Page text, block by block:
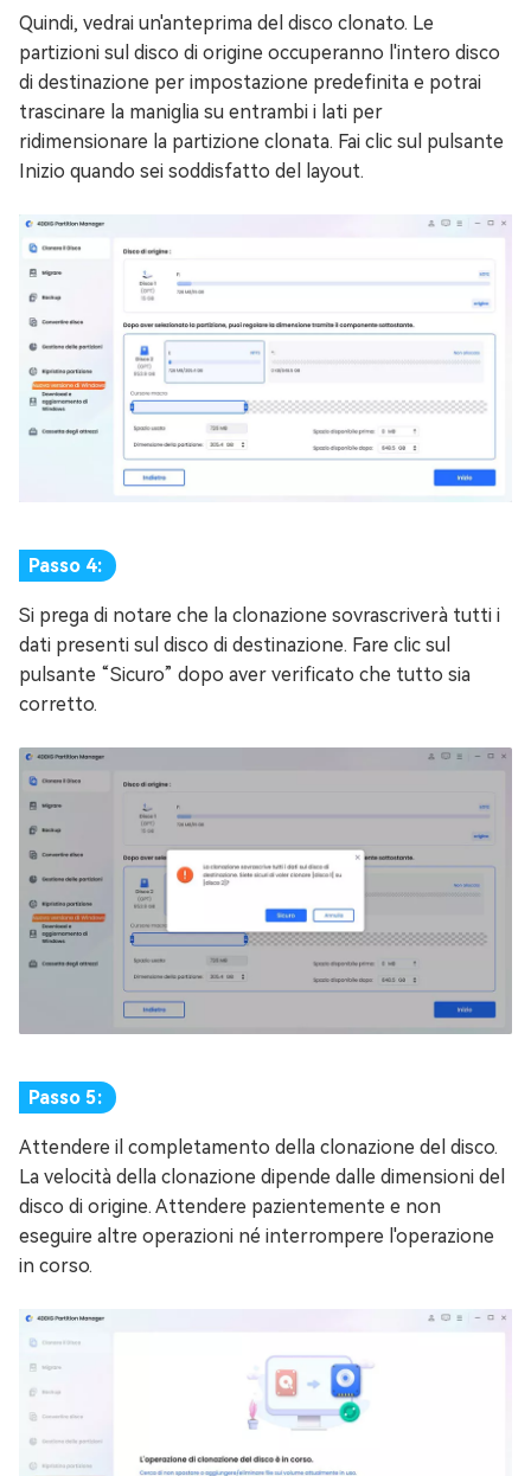
Quindi, vedrai un'anteprima del disco clonato. Le
partizioni sul disco di origine occuperanno l'intero disco
di destinazione per impostazione predefinita e potrai
trascinare la maniglia su entrambi i lati per
ridimensionare la partizione clonata. Fai clic sul pulsante
Inizio quando sei soddisfatto del layout.
Passo 4:
Si prega di notare che la clonazione sovrascriverà tutti i
dati presenti sul disco di destinazione. Fare clic sul
pulsante “Sicuro” dopo aver verificato che tutto sia
corretto.
Passo 5:
Attendere il completamento della clonazione del disco.
La velocità della clonazione dipende dalle dimensioni del
disco di origine. Attendere pazientemente e non
eseguire altre operazioni né interrompere l'operazione
in corso.